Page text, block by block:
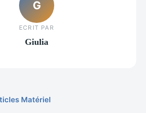
G
ECRIT PAR
Giulia
Matériel